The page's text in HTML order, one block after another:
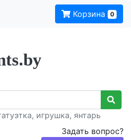
Корзина 0
игрушка, янтарь
Задать вопрос?